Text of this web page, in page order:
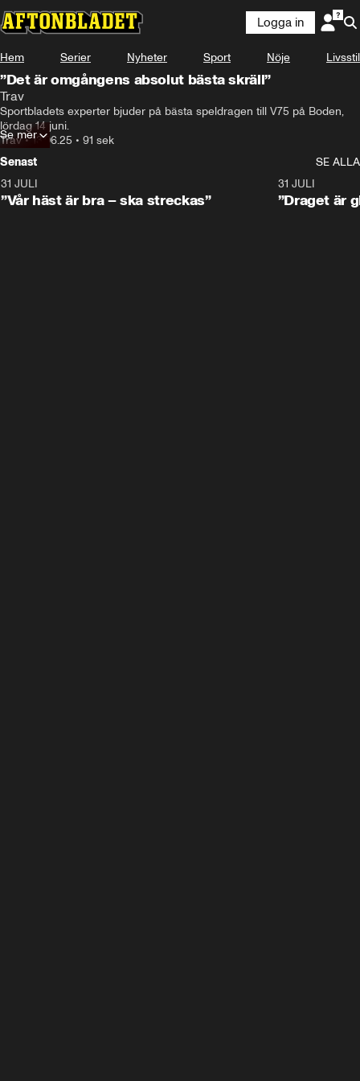
Logga in
Hem Serier Nyheter Sport Nöje Livsstil
”Det är omgångens absolut bästa skräll”
Trav
Sportbladets experter bjuder på bästa speldragen till V75 på Boden,
lördag 14 juni.
Trav•13.06.25 • 91 sek
Se mer
Senast
SE ALLA
31 JULI
”Vår häst är bra – ska streckas”
31 JULI
”Draget är